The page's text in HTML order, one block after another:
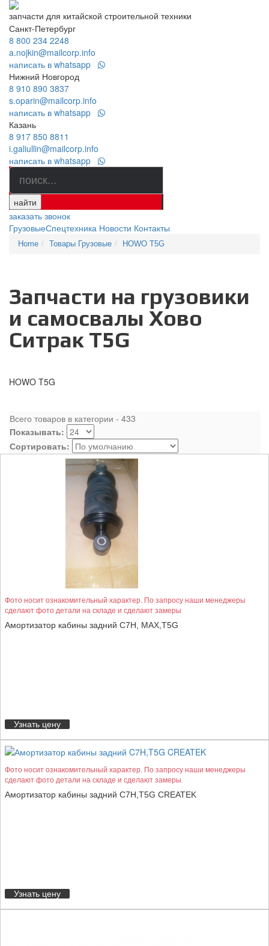
запчасти для китайской строительной техники
Санкт-Петербург
8 800 234 2248
a.nojkin@mailcorp.info
написать в whatsapp
Нижний Новгород
8 910 890 3837
s.oparin@mailcorp.info
написать в whatsapp
Казань
8 917 850 8811
i.galiullin@mailcorp.info
написать в whatsapp
найти
заказать звонок
ГрузовыеСпецтехника Новости Контакты
Home Товары Грузовые HOWO T5G
Запчасти на грузовики
и самосвалы Хово
Ситрак T5G
HOWO T5G
Всего товаров в категории - 433
Показывать:
Сортировать:
Фото носит ознакомительный характер. По запросу наши менеджеры
сделают фото детали на складе и сделают замеры
Амортизатор кабины задний C7H, MAX,T5G
Узнать цену
Фото носит ознакомительный характер. По запросу наши менеджеры
сделают фото детали на складе и сделают замеры
Амортизатор кабины задний C7H,T5G CREATEK
Узнать цену